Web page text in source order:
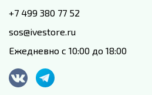
+7 499 380 77 52
sos@ivestore.ru
Ежедневно с 10:00 до 18:00